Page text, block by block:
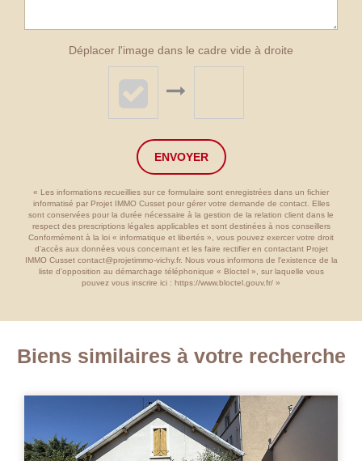
Déplacer l'image dans le cadre vide à droite
ENVOYER
« Les informations recueillies sur ce formulaire sont enregistrées dans un fichier
informatisé par Projet IMMO Cusset pour gérer votre demande de contact. Elles
sont conservées pour la durée nécessaire à la gestion de la relation client dans le
respect des prescriptions légales applicables et sont destinées à nos conseillers
Conformément à la loi « informatique et libertés », vous pouvez exercer votre droit
d'accès aux données vous concernant et les faire rectifier en contactant Projet
IMMO Cusset contact@projetimmo-vichy.fr. Nous vous informons de l'existence de la
liste d'opposition au démarchage téléphonique « Bloctel », sur laquelle vous
pouvez vous inscrire ici : https://www.bloctel.gouv.fr/ »
Biens similaires à votre recherche